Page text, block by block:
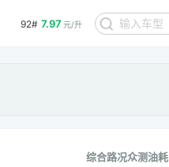
92# 7.97 元/升
综合路况众测油耗